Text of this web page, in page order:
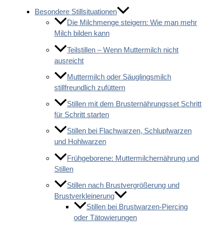
Besondere Stillsituationen
Die Milchmenge steigern: Wie man mehr
Milch bilden kann
Teilstillen – Wenn Muttermilch nicht
ausreicht
Muttermilch oder Säuglingsmilch
stillfreundlich zufüttern
Stillen mit dem Brusternährungsset Schritt
für Schritt starten
Stillen bei Flachwarzen, Schlupfwarzen
und Hohlwarzen
Frühgeborene: Muttermilchernährung und
Stillen
Stillen nach Brustvergrößerung und
Brustverkleinerung
Stillen bei Brustwarzen-Piercing
oder Tätowierungen